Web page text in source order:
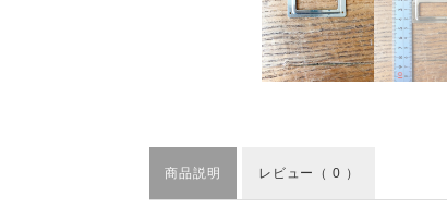
商品説明 レビュー （ 0 ）